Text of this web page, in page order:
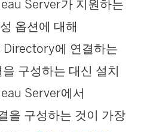
Server가 지원하는
옵션에 대해
Directory에 연결하는
구성하는 대신 설치
Server에서
을 구성하는 것이 가장